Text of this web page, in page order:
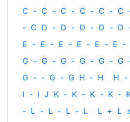
C - C - C - C - C - C
- C D - D - D - D - D
E - E - E - E - E - E -
G - G - G - G - G - G
G - ‐ G - G H ‐ H H -
I - I J K - K - K - K -
- L - L - L - L L + L